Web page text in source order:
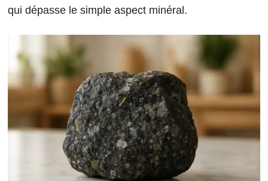
qui dépasse le simple aspect minéral.